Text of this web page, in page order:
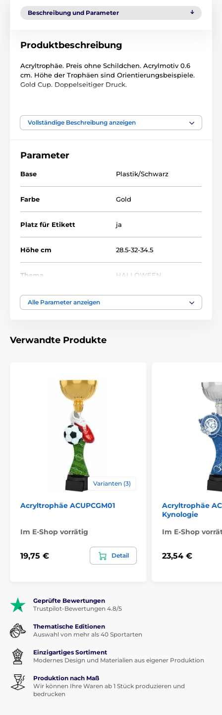
Beschreibung und Parameter
Produktbeschreibung
Acryltrophäe. Preis ohne Schildchen. Acrylmotiv 0.6
cm. Höhe der Trophäen sind Orientierungsbeispiele.
Gold Cup. Doppelseitiger Druck.
Das Produkt ist in Kategorien eingeteilt
ACUPCG
Vollständige Beschreibung anzeigen
Parameter
Base Plastik/Schwarz
Farbe Gold
Platz für Etikett ja
Höhe cm 28.5-32-34.5
Thema HALLOWEEN
Auszeichnungstyp
Alle Parameter anzeigen
Verwandte Produkte
Varianten (3)
Acryltrophäe ACUPCGM01
Im E-Shop vorrätig
19,75 € Detail
Acryltrophäe
Kynologie
Im E-Shop
23,54 €
Geprüfte Bewertungen
Trustpilot-Bewertungen 4.8/5
Thematische Editionen
Auswahl von mehr als 40 Sportarten
Einzigartiges Sortiment
Modernes Design und Materialien aus eigener Produktion
Produktion nach Maß
Wir können Ihre Waren ab 1 Stück produzieren und
bedrucken